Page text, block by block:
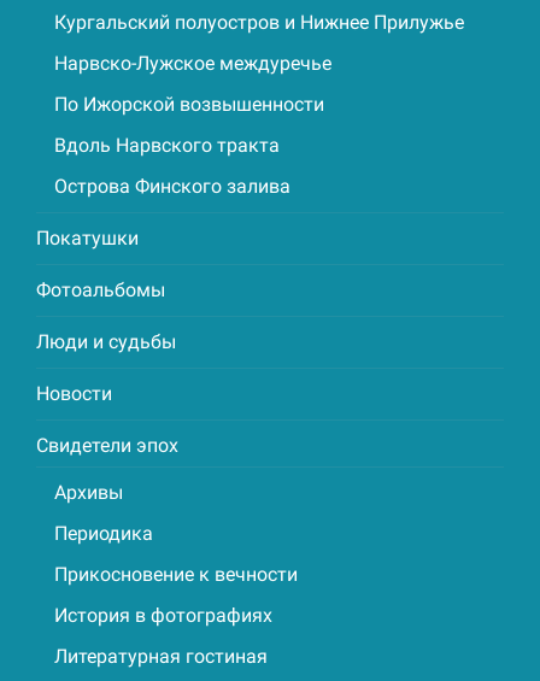
Кургальский полуостров и Нижнее Прилужье
Нарвско-Лужское междуречье
По Ижорской возвышенности
Вдоль Нарвского тракта
Острова Финского залива
Покатушки
Фотоальбомы
Люди и судьбы
Новости
Свидетели эпох
Архивы
Периодика
Прикосновение к вечности
История в фотографиях
Литературная гостиная